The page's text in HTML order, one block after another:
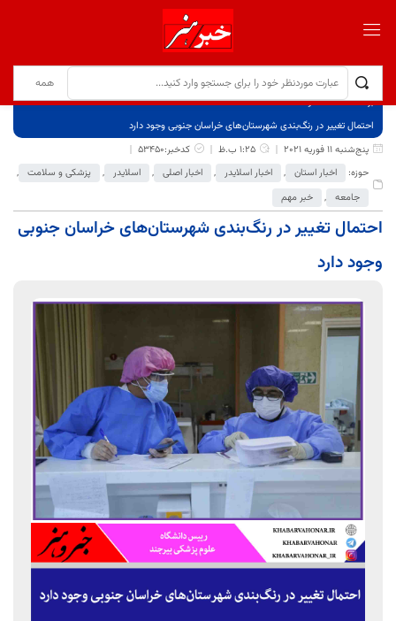
برگ نخست
نوشته‌ها
احتمال تغییر در رنگ‌بندی شهرستان‌های خراسان جنوبی وجود دارد
پنج‌شنبه 11 فوریه 2021
1:25 ب.ظ
کدخبر:53450
حوزه:
اخبار استان , اخبار اسلایدر , اخبار اصلی , اسلایدر , پزشکی و سلامت ,
جامعه , خبر مهم
احتمال تغییر در رنگ‌بندی شهرستان‌های خراسان جنوبی
وجود دارد